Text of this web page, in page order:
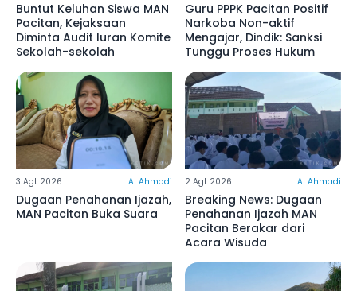
Buntut Keluhan Siswa MAN
Pacitan, Kejaksaan
Diminta Audit Iuran Komite
Sekolah-sekolah
Guru PPPK Pacitan Positif
Narkoba Non-aktif
Mengajar, Dindik: Sanksi
Tunggu Proses Hukum
3 Agt 2026 Al Ahmadi
Dugaan Penahanan Ijazah,
MAN Pacitan Buka Suara
2 Agt 2026 Al Ahmadi
Breaking News: Dugaan
Penahanan Ijazah MAN
Pacitan Berakar dari
Acara Wisuda